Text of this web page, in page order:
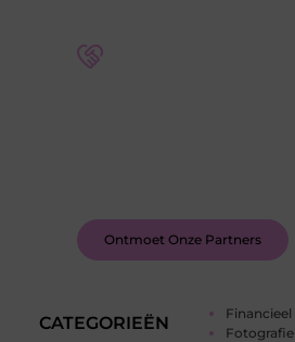
CATEGORIEËN
Financieel
Fotografie
Ontmoet Onze Partners